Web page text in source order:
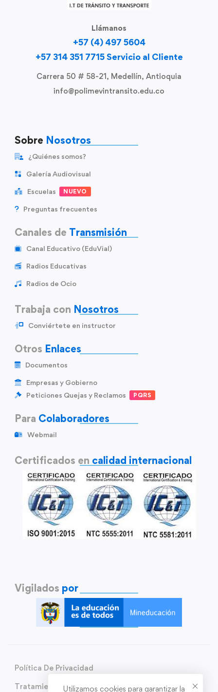
Llámanos
+57 (4) 497 5604
+57 314 351 7715 Servicio al Cliente
Carrera 50 # 58-21, Medellín, Antioquia
info@polimevintransito.edu.co
Sobre Nosotros
¿Quiénes somos?
Galería Audiovisual
Escuelas NUEVO
Preguntas frecuentes
Canales de Transmisión
Canal Educativo (EduVial)
Radios Educativas
Radios de Ocio
Trabaja con Nosotros
Conviértete en instructor
Otros Enlaces
Documentos
Empresas y Gobierno
Peticiones Quejas y Reclamos
PQRS
Para Colaboradores
Webmail
Certificados en calidad internacional
Vigilados por
Política De Privacidad
Tratamiento de Datos Personales
Utilizamos cookies para garantizar la